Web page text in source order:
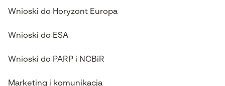
Wnioski do Horyzont Europa
Wnioski do ESA
Wnioski do PARP i NCBiR
Marketing i komunikacja